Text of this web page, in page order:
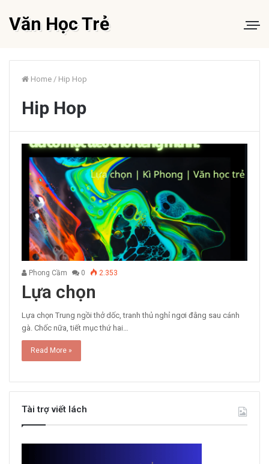
Văn Học Trẻ
Home / Hip Hop
Hip Hop
Phong Cầm 0 2.353
Lựa chọn
Lựa chọn Trung ngồi thở dốc, tranh thủ nghỉ ngơi đằng sau cánh
gà. Chốc nữa, tiết mục thứ hai…
Read More »
Tài trợ viết lách